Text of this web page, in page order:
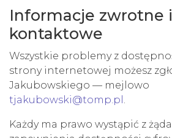
Informacje zwrotne
kontaktowe
Wszystkie problemy z
strony internetowej możesz
Jakubowskiego — mejlowo
tjakubowski@tomp.pl .
Każdy ma prawo wystąpić z